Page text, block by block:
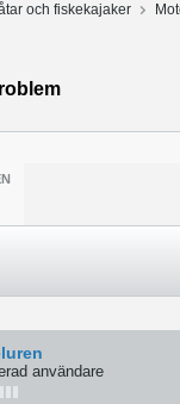
och fiskekajaker
användare